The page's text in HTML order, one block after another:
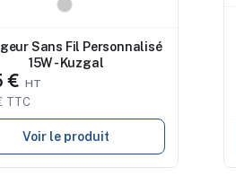
Sans Fil Personnalisé
15W - Kuzgal
€
TTC
Voir le produit